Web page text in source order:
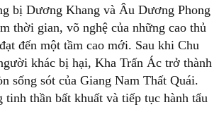
bị Dương Khang và Âu Dương Phong
thời gian, võ nghệ của những cao thủ
đến một tầm cao mới. Sau khi Chu
khác bị hại, Kha Trấn Ác trở thành
sống sót của Giang Nam Thất Quái.
thần bất khuất và tiếp tục hành tẩu